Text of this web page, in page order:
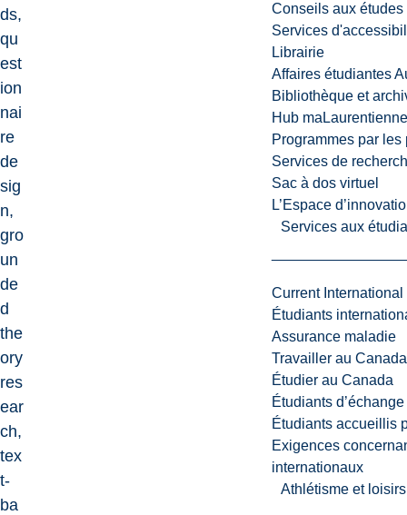
Conseils aux études
Services
Librairie
Affaires étudiantes
Bibliothèque et
Hub maLaurentienne
Programmes par les
Services de
Sac à dos virtuel
L’Espace
Services aux
Current International
Étudiants
Assurance maladie
Travailler au Canada
Étudier au Canada
Étudiants
Étudiants accueillis
Exigences
internationaux
Athlétisme et
ds,
qu
est
ion
nai
re
de
sig
n,
gro
un
de
d
the
ory
res
ear
ch,
tex
t-
ba